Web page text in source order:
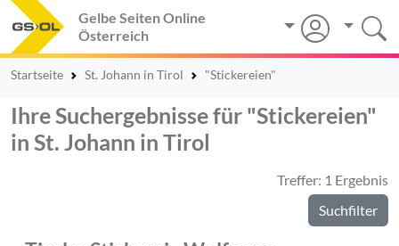
Gelbe Seiten Online
Österreich
Startseite St. Johann in Tirol "Stickereien"
Ihre Suchergebnisse für "Stickereien"
in St. Johann in Tirol
Treffer: 1 Ergebnis
Suchfilter